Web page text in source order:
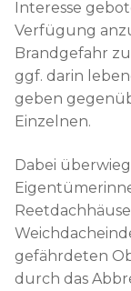
Interesse
Verfügung
Brandgefahr
ggf. darin
geben
Einzelnen.
Dabei
gefährdeten
durch das